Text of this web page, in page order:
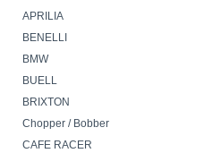
APRILIA
BENELLI
BMW
BUELL
BRIXTON
Chopper / Bobber
CAFE RACER